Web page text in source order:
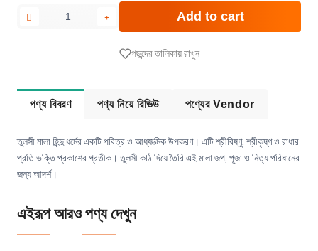
Add to cart
পছন্দের তালিকায় রাখুন
পণ্য বিবরণ পণ্য নিয়ে রিভিউ পণ্যের Vendor
তুলসী মালা হিন্দু ধর্মের একটি পবিত্র ও আধ্যাত্মিক উপকরণ। এটি শ্রীবিষ্ণু, শ্রীকৃষ্ণ ও রাধার
প্রতি ভক্তি প্রকাশের প্রতীক। তুলসী কাঠ দিয়ে তৈরি এই মালা জপ, পূজা ও নিত্য পরিধানের
জন্য আদর্শ।
এইরূপ আরও পণ্য দেখুন